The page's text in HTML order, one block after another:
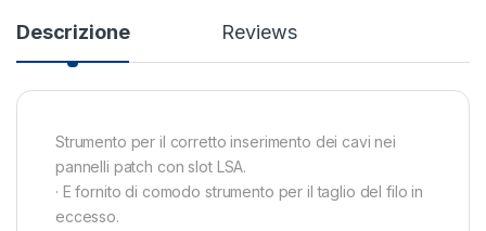
Descrizione Reviews
Strumento per il corretto inserimento dei cavi nei
pannelli patch con slot LSA.
· E fornito di comodo strumento per il taglio del filo in
eccesso.